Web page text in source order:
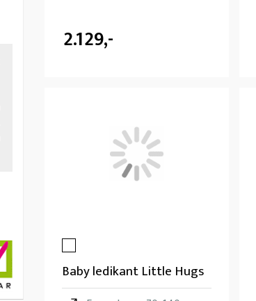
2.129,-
Baby ledikant Little Hugs